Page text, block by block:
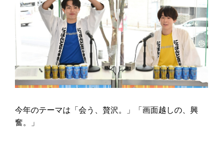
今年のテーマは「会う、贅沢。」「画面越しの、興
奮。」